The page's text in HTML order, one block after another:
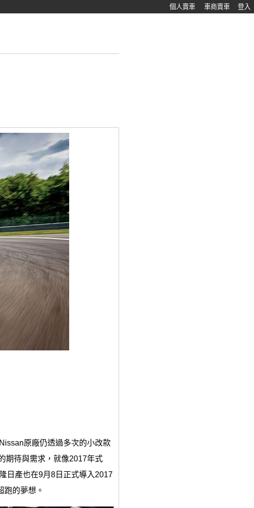
個人賣車 車商賣車 登入
原廠仍透過多次的小改款
期待與需求，就像2017年式
日產也在9月8日正式導入2017
跑的夢想。